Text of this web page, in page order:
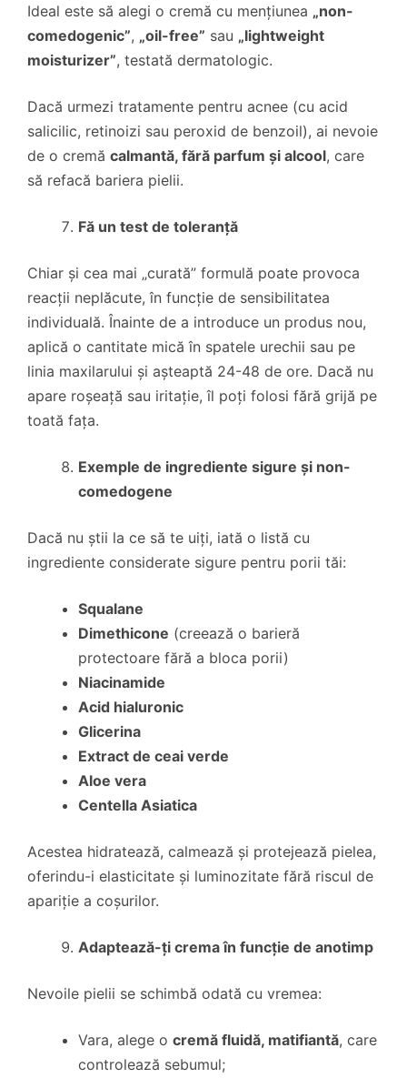
Ideal este să alegi o cremă cu mențiunea „non-
comedogenic”, „oil-free” sau „lightweight
moisturizer”, testată dermatologic.
Dacă urmezi tratamente pentru acnee (cu acid
salicilic, retinoizi sau peroxid de benzoil), ai nevoie
de o cremă calmantă, fără parfum și alcool, care
să refacă bariera pielii.
Fă un test de toleranță
Chiar și cea mai „curată” formulă poate provoca
reacții neplăcute, în funcție de sensibilitatea
individuală. Înainte de a introduce un produs nou,
aplică o cantitate mică în spatele urechii sau pe
linia maxilarului și așteaptă 24-48 de ore. Dacă nu
apare roșeață sau iritație, îl poți folosi fără grijă pe
toată fața.
Exemple de ingrediente sigure și non-
comedogene
Dacă nu știi la ce să te uiți, iată o listă cu
ingrediente considerate sigure pentru porii tăi:
Squalane
Dimethicone (creează o barieră
protectoare fără a bloca porii)
Niacinamide
Acid hialuronic
Glicerina
Extract de ceai verde
Aloe vera
Centella Asiatica
Acestea hidratează, calmează și protejează pielea,
oferindu-i elasticitate și luminozitate fără riscul de
apariție a coșurilor.
Adaptează-ți crema în funcție de anotimp
Nevoile pielii se schimbă odată cu vremea:
Vara, alege o cremă fluidă, matifiantă, care
controlează sebumul;